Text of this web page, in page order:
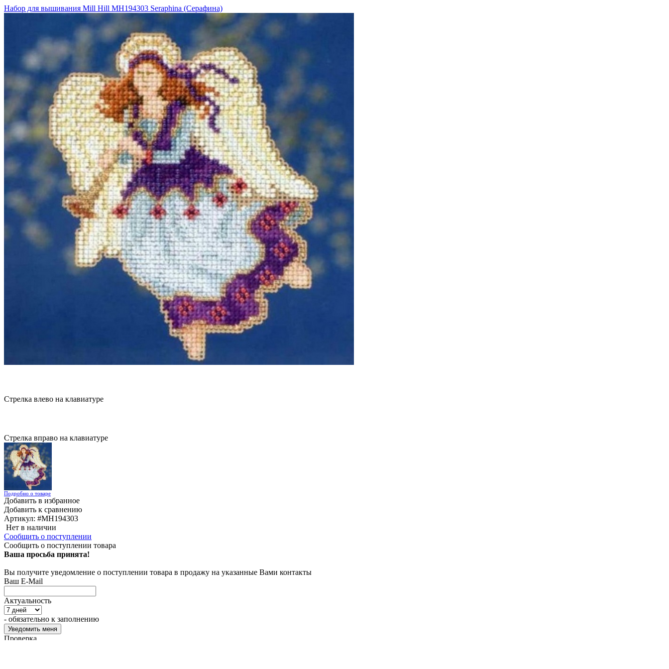
Набор для вышивания Mill Hill MH194303 Seraphina (Серафина)
Стрелка влево на клавиатуре
Стрелка вправо на клавиатуре
Подробно о товаре
Добавить в избранное
Добавить к сравнению
Артикул: #MH194303
Нет в наличии
Сообщить о поступлении
Сообщить о поступлении товара
Ваша просьба принята!
Вы получите уведомление о поступлении товара в продажу на указанные Вами контакты
Ваш E-Mail
Актуальность
- обязательно к заполнению
Проверка...